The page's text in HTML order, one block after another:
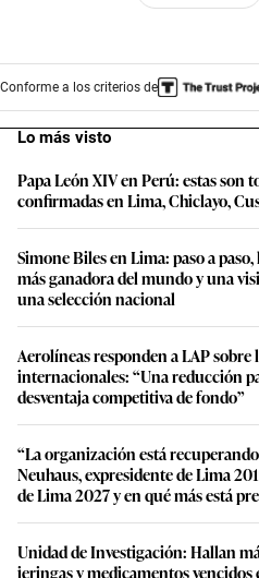
Conforme a los criterios de
Lo más visto
Papa León XIV en Perú: estas son
confirmadas en Lima, Chiclayo,
Simone Biles en Lima: paso a
más ganadora del mundo y una
una selección nacional
Aerolíneas responden a LAP sobre
internacionales: “Una reducción
desventaja competitiva de fondo”
“La organización está
Neuhaus, expresidente de Lima
de Lima 2027 y en qué más está
Unidad de Investigación: Hallan
jeringas y medicamentos vencidos